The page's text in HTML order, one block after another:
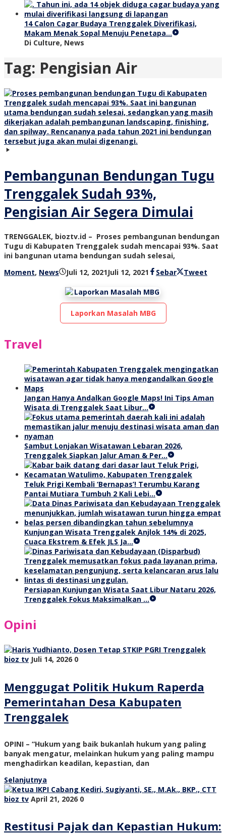
14 Calon Cagar Budaya Trenggalek Diverifikasi,
Makam Menak Sopal Menuju Penetapa…
Di Culture, News
Tag: Pengisian Air
Pembangunan Bendungan Tugu
Trenggalek Sudah 93%,
Pengisian Air Segera Dimulai
TRENGGALEK, bioztv.id – Proses pembangunan bendungan
Tugu di Kabupaten Trenggalek sudah mencapai 93%. Saat
ini bangunan utama bendungan sudah selesai,
Moment, News Juli 12, 2021Juli 12, 2021 oleh
tv
Sebar Tweet
Laporkan Masalah MBG
Travel
Jangan Hanya Andalkan Google Maps! Ini Tips Aman
Wisata di Trenggalek Saat Libur…
Sambut Lonjakan Wisatawan Lebaran 2026,
Trenggalek Siapkan Jalur Aman & Per…
Teluk Prigi Kembali ‘Bernapas’! Terumbu Karang
Pantai Mutiara Tumbuh 2 Kali Lebi…
Kunjungan Wisata Trenggalek Anjlok 14% di 2025,
Cuaca Ekstrem & Efek JLS Ja…
Persiapan Kunjungan Wisata Saat Libur Nataru 2026,
Trenggalek Fokus Maksimalkan …
Opini
bioz tv Juli 14, 2026 0
Menggugat Politik Hukum Raperda
Pemerintahan Desa Kabupaten
Trenggalek
OPINI – “Hukum yang baik bukanlah hukum yang paling
banyak mengatur, melainkan hukum yang paling mampu
menghadirkan keadilan, kepastian, dan
Selanjutnya
bioz tv April 21, 2026 0
Restitusi Pajak dan Kepastian Hukum: